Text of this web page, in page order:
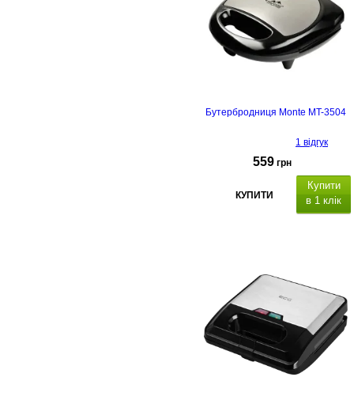
Бутербродниця Monte MT-3504
1 відгук
559 грн
КУПИТИ
Купити
в 1 клік